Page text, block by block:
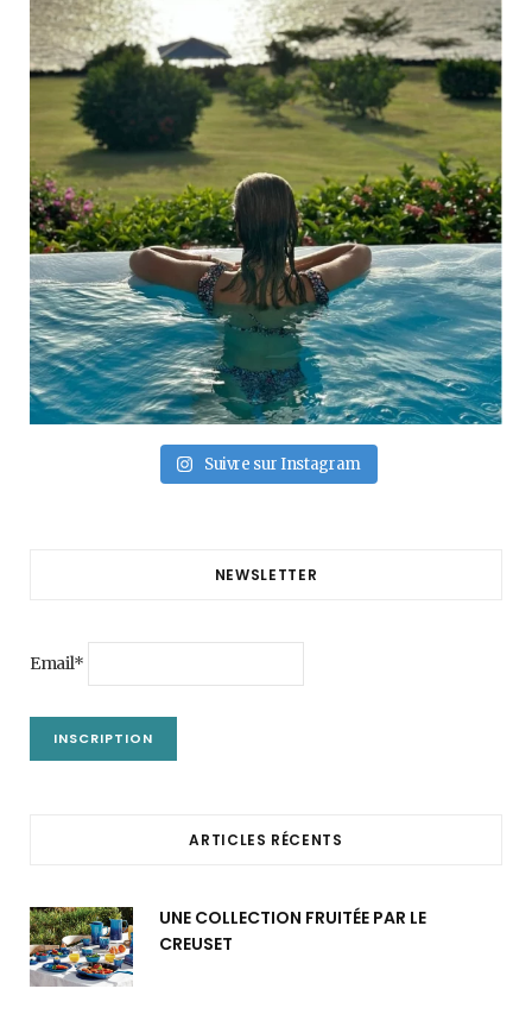
Suivre sur Instagram
NEWSLETTER
Email*
ARTICLES RÉCENTS
UNE COLLECTION FRUITÉE PAR LE
CREUSET